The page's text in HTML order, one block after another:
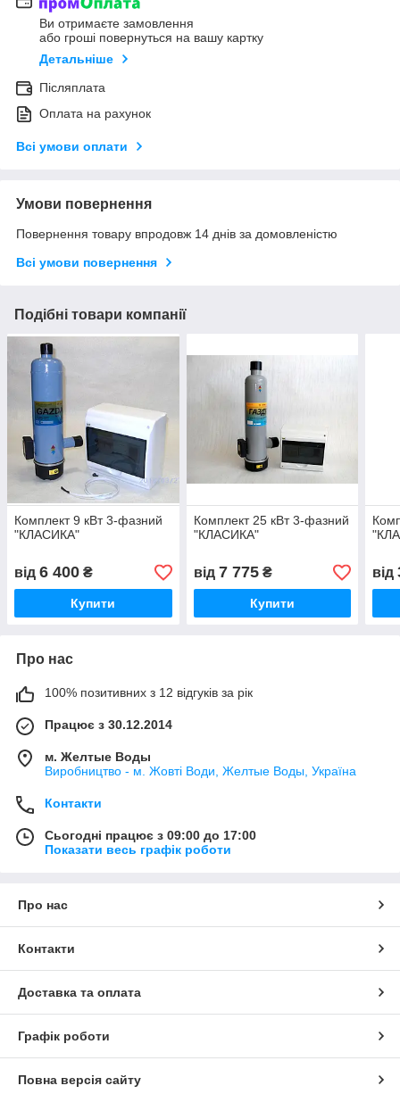
Ви отримаєте замовлення
або гроші повернуться на вашу картку
Детальніше
Післяплата
Оплата на рахунок
Всі умови оплати
Умови повернення
Повернення товару впродовж 14 днів за домовленістю
Всі умови повернення
Подібні товари компанії
Комплект 9 кВт 3-фазний
"КЛАСИКА"
від 6 400 ₴
Купити
Комплект 25 кВт 3-фазний
"КЛАСИКА"
від 7 775₴
Купити
від
Про нас
100% позитивних з 12 відгуків за рік
Працює з 30.12.2014
м. Желтые Воды
Виробництво - м. Жовті Води, Желтые Воды, Україна
Контакти
Сьогодні працює з 09:00 до 17:00
Показати весь графік роботи
Про нас
Контакти
Доставка та оплата
Графік роботи
Повна версія сайту